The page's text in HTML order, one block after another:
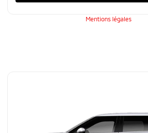
Mentions légales